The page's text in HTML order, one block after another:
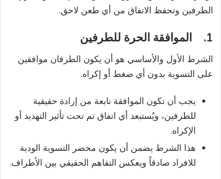
الطرفين وتحفظ الاتفاق من أي طعن لاحق.
1. الموافقة الحرة للطرفين
الشرط الأول والأساسي هو أن يكون الطرفان موافقين
على التسوية بدون أي ضغط أو إكراه.
يجب أن تكون الموافقة نابعة من إرادة حقيقية
للطرفين، ويُستبعد أي اتفاق تم تحت تأثير التهديد أو
الإكراه.
هذا الشرط يضمن أن يكون محضر التسوية الودية
للافراد صادقاً ويعكس التفاهم الحقيقي بين الأطراف.